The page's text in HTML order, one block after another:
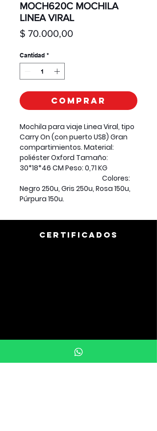
MOCH620C MOCHILA
LINEA VIRAL
$ 70.000,00Precio
Cantidad *
Comprar
Mochila para viaje Linea Viral, tipo
Carry On (con puerto USB) Gran
compartimientos. Material:
poliéster Oxford Tamaño:
30*18*46 CM Peso: 0,71 KG
Colores:
Negro 250u, Gris 250u, Rosa 150u,
Púrpura 150u.
CERTIFICADOS
info@uprintargentina.com.ar